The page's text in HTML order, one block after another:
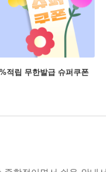
적립 무한발급 슈퍼쿠폰